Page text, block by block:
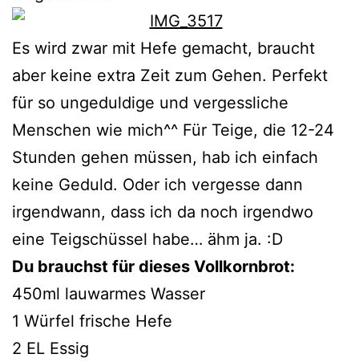
Es wird zwar mit Hefe gemacht, braucht
aber keine extra Zeit zum Gehen. Perfekt
für so ungeduldige und vergessliche
Menschen wie mich^^ Für Teige, die 12-24
Stunden gehen müssen, hab ich einfach
keine Geduld. Oder ich vergesse dann
irgendwann, dass ich da noch irgendwo
eine Teigschüssel habe… ähm ja. :D
Du brauchst für dieses Vollkornbrot:
450ml lauwarmes Wasser
1 Würfel frische Hefe
2 EL Essig